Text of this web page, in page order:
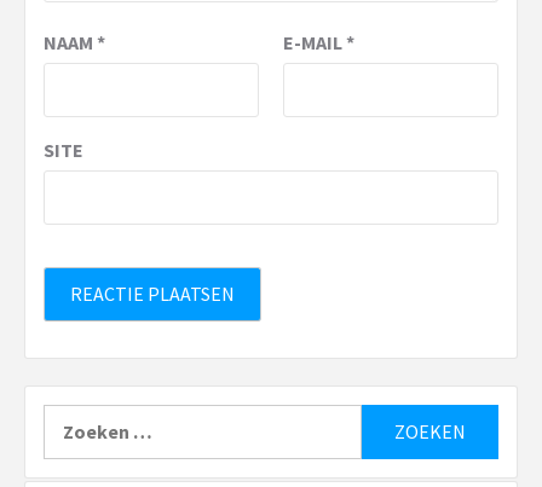
NAAM * E-MAIL*
SITE
naar: